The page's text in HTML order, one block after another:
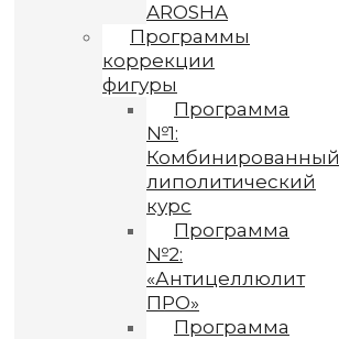
AROSHA
Программы
коррекции
фигуры
Программа
№1:
Комбинированный
липолитический
курс
Программа
№2:
«Антицеллюлит
ПРО»
Программа